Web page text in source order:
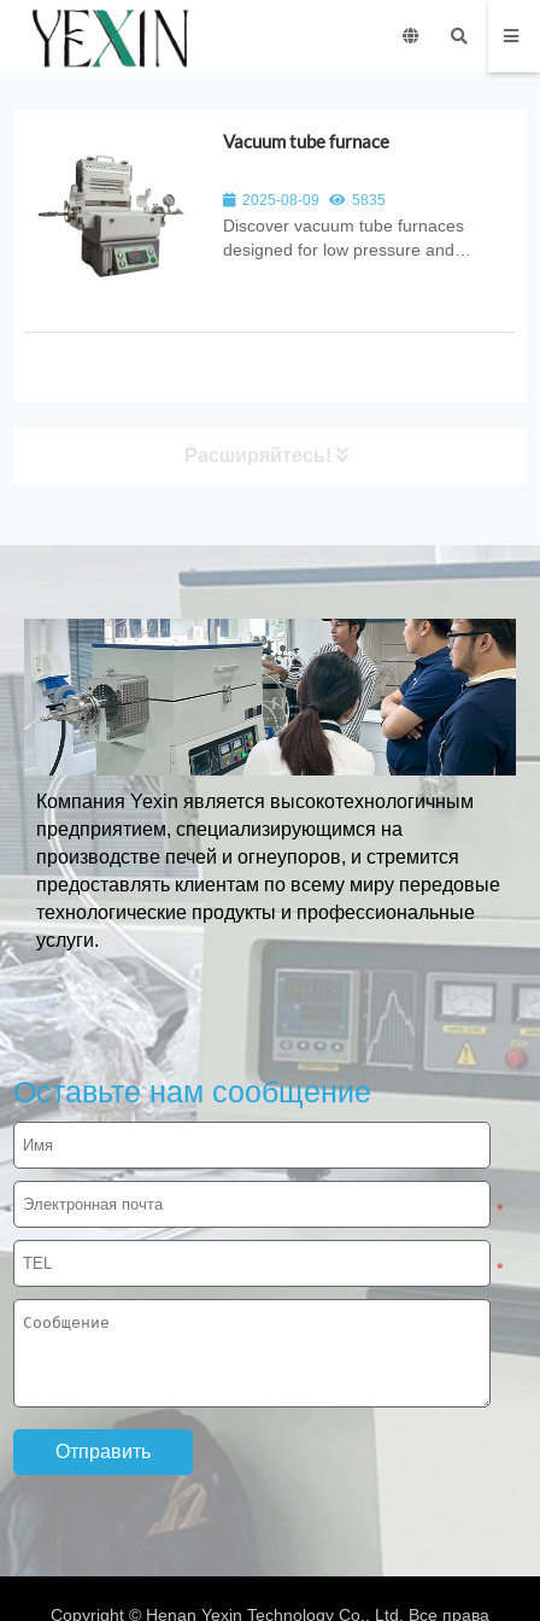
Vacuum tube furnace
2025-08-09 5835
Discover vacuum tube furnaces
designed for low pressure and
Расширяйтесь!
Product Category
Компания Yexin является высокотехнологичным
предприятием, специализирующимся на
производстве печей и огнеупоров, и стремится
предоставлять клиентам по всему миру передовые
технологические продукты и профессиональные
услуги.
Оставьте нам сообщение
*
*
Copyright © Henan Yexin Technology Co., Ltd. Все права